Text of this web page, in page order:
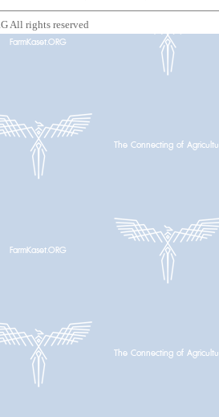
All rights reserved